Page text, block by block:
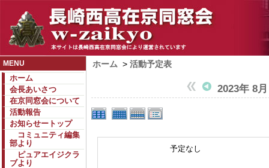
MENU
ホーム
会長あいさつ
在京同窓会について
活動報告
お知らせートップ
コミュニティ編集
部より
ピュアエイジクラ
ブより
ホーム > 活動予定表
2023年 8
予定なし